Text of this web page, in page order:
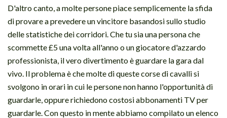
D'altro canto, a molte persone piace semplicemente la sfida
di provare a prevedere un vincitore basandosi sullo studio
delle statistiche dei corridori. Che tu sia una persona che
scommette £5 una volta all'anno o un giocatore d'azzardo
professionista, il vero divertimento è guardare la gara dal
vivo. Il problema è che molte di queste corse di cavalli si
svolgono in orari in cui le persone non hanno l'opportunità di
guardarle, oppure richiedono costosi abbonamenti TV per
guardarle. Con questo in mente abbiamo compilato un elenco